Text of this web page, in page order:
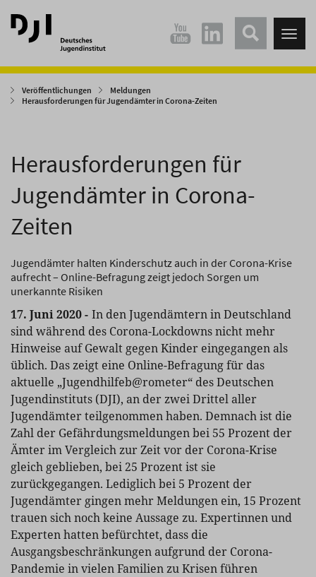
Direkt
zum
Hauptinhalt
Direkt
zum
Hauptmenü
Veröffentlichungen
Meldungen
Herausforderungen für Jugendämter in Corona-Zeiten
Herausforderungen für
Jugendämter in Corona-
Zeiten
Jugendämter halten Kinderschutz auch in der Corona-Krise
aufrecht – Online-Befragung zeigt jedoch Sorgen um
unerkannte Risiken
17. Juni 2020 - In den Jugendämtern in Deutschland
sind während des Corona-Lockdowns nicht mehr
Hinweise auf Gewalt gegen Kinder eingegangen als
üblich. Das zeigt eine Online-Befragung für das
aktuelle „Jugendhilfeb@rometer“ des Deutschen
Jugendinstituts (DJI), an der zwei Drittel aller
Jugendämter teilgenommen haben. Demnach ist die
Zahl der Gefährdungsmeldungen bei 55 Prozent der
Ämter im Vergleich zur Zeit vor der Corona-Krise
gleich geblieben, bei 25 Prozent ist sie
zurückgegangen. Lediglich bei 5 Prozent der
Jugendämter gingen mehr Meldungen ein, 15 Prozent
trauen sich noch keine Aussage zu. Expertinnen und
Experten hatten befürchtet, dass die
Ausgangsbeschränkungen aufgrund der Corona-
Pandemie in vielen Familien zu Krisen führen